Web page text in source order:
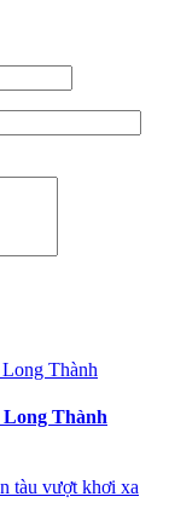
Long Thành